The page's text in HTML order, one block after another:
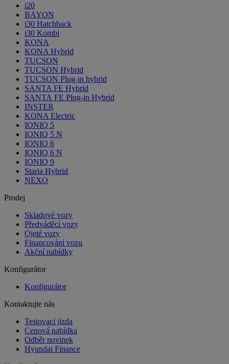
i20
BAYON
i30 Hatchback
i30 Kombi
KONA
KONA Hybrid
TUCSON
TUCSON Hybrid
TUCSON Plug-in hybrid
SANTA FE Hybrid
SANTA FE Plug-in Hybrid
INSTER
KONA Electric
IONIQ 5
IONIQ 5 N
IONIQ 6
IONIQ 6 N
IONIQ 9
Staria Hybrid
NEXO
Prodej
Skladové vozy
Předváděcí vozy
Ojeté vozy
Financování vozu
Akční nabídky
Konfigurátor
Konfigurátor
Kontaktujte nás
Testovací jízda
Cenová nabídka
Odběr novinek
Hyundai Finance